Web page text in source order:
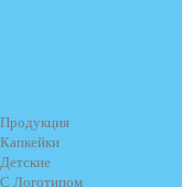
Продукция
Капкейки
Детские
С Логотипом